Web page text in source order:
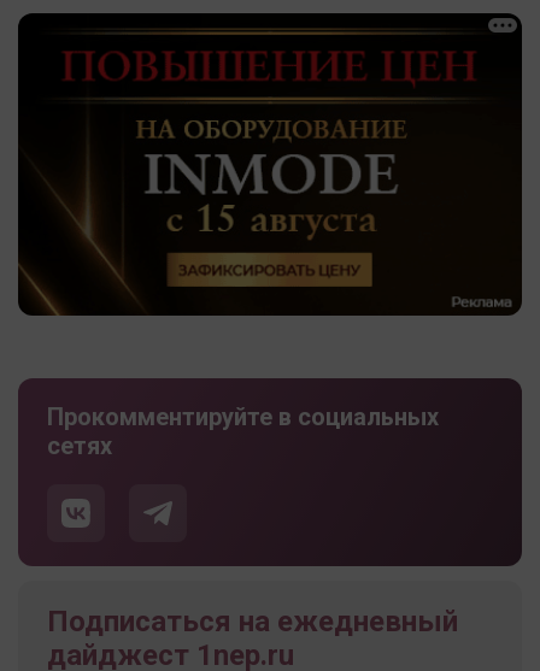
Прокомментируйте в социальных
сетях
Подписаться на ежедневный
дайджест 1nep.ru